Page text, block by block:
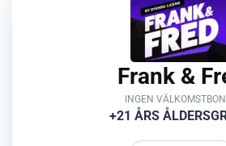
Frank &
INGEN
+21 ÅRS